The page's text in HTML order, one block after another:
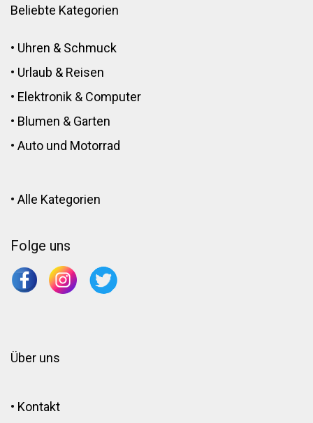
Beliebte Kategorien
• Uhren & Schmuck
• Urlaub & Reisen
• Elektronik & Computer
• Blumen & Garten
• Auto und Motorrad
• Alle Kategorien
Folge uns
Über uns
• Kontakt